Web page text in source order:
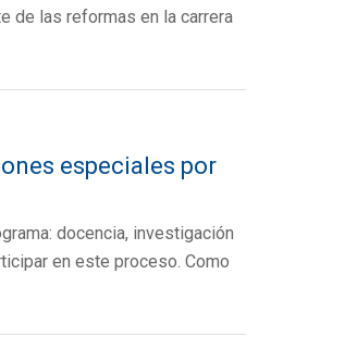
de las reformas en la carrera
especiales por
docencia, investigación
en este proceso. Como